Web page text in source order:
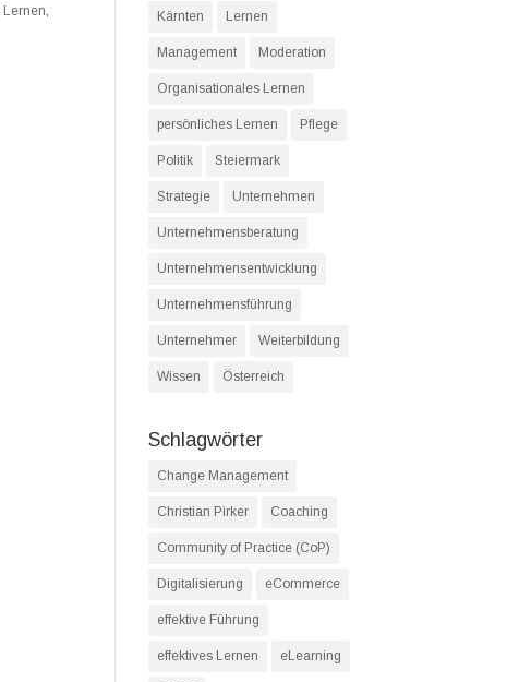
Lernen,
Kärnten Lernen
Management Moderation
Organisationales Lernen
persönliches Lernen Pflege
Politik Steiermark
Strategie Unternehmen
Unternehmensberatung
Unternehmensentwicklung
Unternehmensführung
Unternehmer Weiterbildung
Wissen Österreich
Schlagwörter
Change Management
Christian Pirker Coaching
Community of Practice (CoP)
Digitalisierung eCommerce
effektive Führung
effektives Lernen eLearning